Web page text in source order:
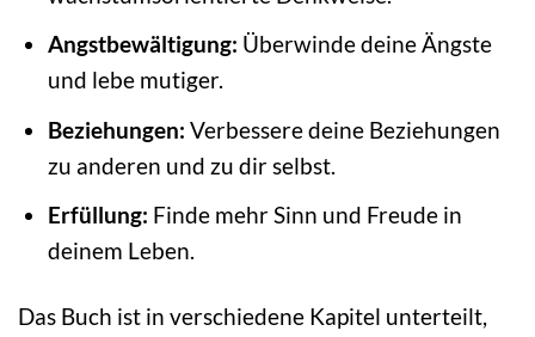
Angstbewältigung: Überwinde deine Ängste
und lebe mutiger.
Beziehungen: Verbessere deine Beziehungen
zu anderen und zu dir selbst.
Erfüllung: Finde mehr Sinn und Freude in
deinem Leben.
Das Buch ist in verschiedene Kapitel unterteilt,